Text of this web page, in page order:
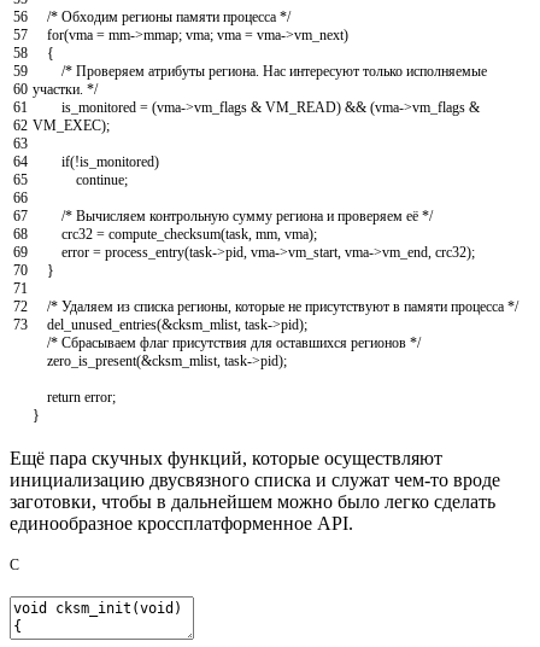
56
57
58
59
60
61
62
63
64
65
66
67
68
69
70
71
72
73
/* Обходим регионы памяти процесса */
for(vma = mm->mmap; vma; vma = vma->vm_next)
{
/* Проверяем атрибуты региона. Нас интересуют только исполняемые
участки. */
is_monitored = (vma->vm_flags & VM_READ) && (vma->vm_flags &
VM_EXEC);
if(!is_monitored)
continue;
/* Вычисляем контрольную сумму региона и проверяем её */
crc32 = compute_checksum(task, mm, vma);
error = process_entry(task->pid, vma->vm_start, vma->vm_end, crc32);
}
/* Удаляем из списка регионы, которые не присутствуют в памяти процесса */
del_unused_entries(&cksm_mlist, task->pid);
/* Сбрасываем флаг присутствия для оставшихся регионов */
zero_is_present(&cksm_mlist, task->pid);
return error;
}
Ещё пара скучных функций, которые осуществляют
инициализацию двусвязного списка и служат чем-то вроде
заготовки, чтобы в дальнейшем можно было легко сделать
единообразное кроссплатформенное API.
C